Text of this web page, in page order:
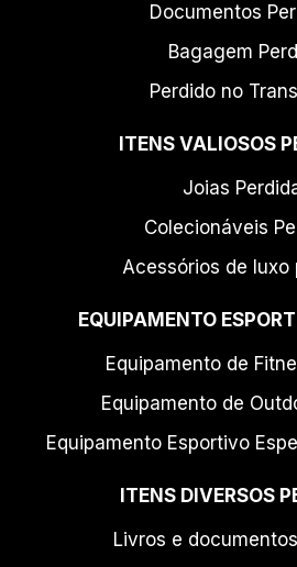
Documentos
Bagagem
Perdido no
ITENS VALIOSOS
Joias
Colecionáveis
Acessórios de luxo
EQUIPAMENTO
Equipamento de
Equipamento de
Equipamento Esportivo
ITENS DIVERSOS
Livros e